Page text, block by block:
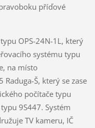
příďové
OPS-24N-1L, který
systému typu
na místo
Š, který se zase
počítače typu
9S447. Systém
TV kameru, IČ